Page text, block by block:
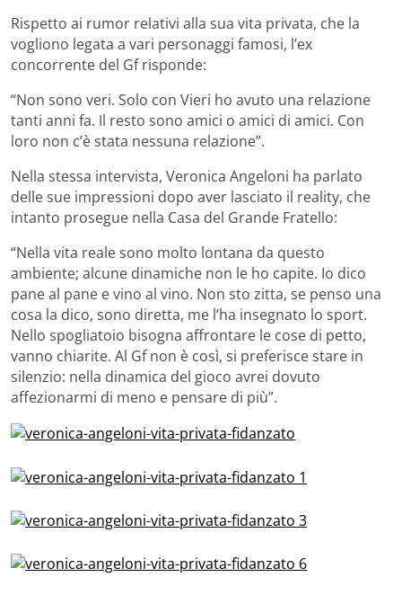
Rispetto ai rumor relativi alla sua vita privata, che la
vogliono legata a vari personaggi famosi, l’ex
concorrente del Gf risponde:
“Non sono veri. Solo con Vieri ho avuto una relazione
tanti anni fa. Il resto sono amici o amici di amici. Con
loro non c’è stata nessuna relazione”.
Nella stessa intervista, Veronica Angeloni ha parlato
delle sue impressioni dopo aver lasciato il reality, che
intanto prosegue nella Casa del Grande Fratello:
“Nella vita reale sono molto lontana da questo
ambiente; alcune dinamiche non le ho capite. Io dico
pane al pane e vino al vino. Non sto zitta, se penso una
cosa la dico, sono diretta, me l’ha insegnato lo sport.
Nello spogliatoio bisogna affrontare le cose di petto,
vanno chiarite. Al Gf non è così, si preferisce stare in
silenzio: nella dinamica del gioco avrei dovuto
affezionarmi di meno e pensare di più”.